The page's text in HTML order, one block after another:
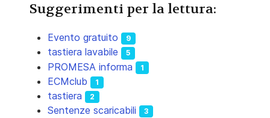
Suggerimenti per la lettura:
Evento gratuito 9
tastiera lavabile 5
PROMESA informa 1
ECMclub 1
tastiera 2
Sentenze scaricabili 3